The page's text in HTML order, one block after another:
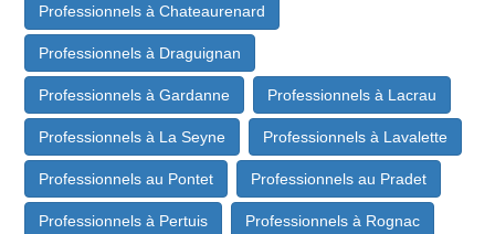
Professionnels à Chateaurenard
Professionnels à Draguignan
Professionnels à Gardanne Professionnels à Lacrau
Professionnels à La Seyne Professionnels à Lavalette
Professionnels au Pontet Professionnels au Pradet
Professionnels à Pertuis Professionnels à Rognac